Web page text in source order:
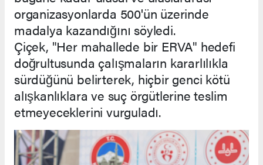
organizasyonlarda 500'ün üzerinde
madalya kazandığını söyledi.
Çiçek, "Her mahallede bir ERVA" hedefi
doğrultusunda çalışmaların kararlılıkla
sürdüğünü belirterek, hiçbir genci kötü
alışkanlıklara ve suç örgütlerine teslim
etmeyeceklerini vurguladı.